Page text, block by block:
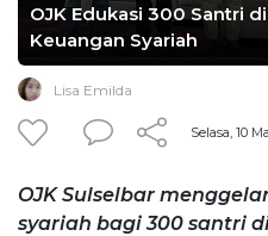
OJK Edukasi 300 Santri
Keuangan Syariah
Lisa Emilda
Selasa, 10
OJK Sulselbar
syariah bagi 300 santri